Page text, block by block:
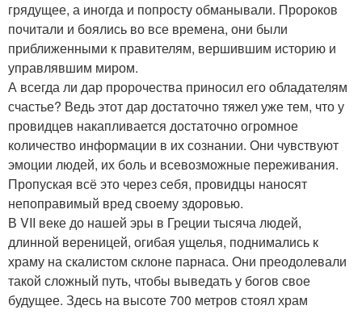
грядущее, а иногда и попросту обманывали. Пророков
почитали и боялись во все времена, они были
приближенными к правителям, вершившим историю и
управлявшим миром.
А всегда ли дар пророчества приносил его обладателям
счастье? Ведь этот дар достаточно тяжел уже тем, что у
провидцев накапливается достаточно огромное
количество информации в их сознании. Они чувствуют
эмоции людей, их боль и всевозможные переживания.
Пропуская всё это через себя, провидцы наносят
непоправимый вред своему здоровью.
В VII веке до нашей эры в Греции тысяча людей,
длинной вереницей, огибая ущелья, поднимались к
храму на скалистом склоне парнаса. Они преодолевали
такой сложный путь, чтобы выведать у богов свое
будущее. Здесь на высоте 700 метров стоял храм